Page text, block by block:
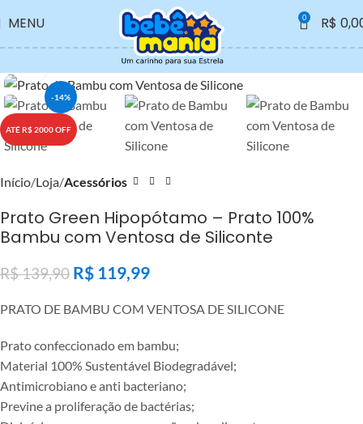
MENU 0 R$
-14%
ATÉ R$ 2000 OFF
Clique para ampliar
Início Loja Acessórios
Prato Green Hipopótamo – Prato 100%
Bambu com Ventosa de Siliconte
R$139,90 R$ 119,99
PRATO DE BAMBU COM VENTOSA DE SILICONE
Prato confeccionado em bambu;
Material 100% Sustentável Biodegradável;
Antimicrobiano e anti bacteriano;
Previne a proliferação de bactérias;
ESTÁ LIBERADO PARA COMPRAS